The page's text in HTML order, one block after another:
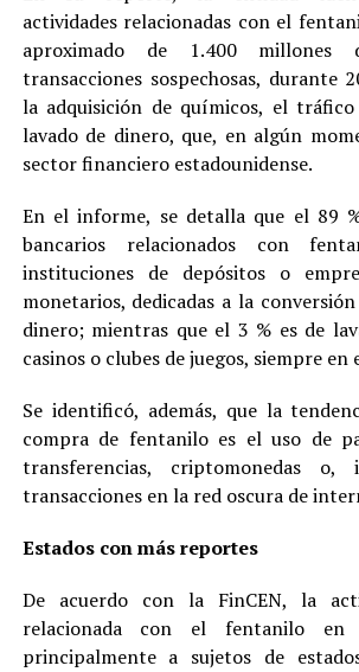
actividades relacionadas con el
aproximado de 1.400 millones
transacciones sospechosas, durante
la adquisición de químicos, el
lavado de dinero, que, en algún
sector financiero estadounidense.
En el informe, se detalla que el 89
bancarios relacionados con
instituciones de depósitos o
monetarios, dedicadas a la
dinero; mientras que el 3 % es de
casinos o clubes de juegos, siempre en
Se identificó, además, que la
compra de fentanilo es el uso de
transferencias, criptomonedas o,
transacciones en la red oscura de
Estados con más reportes
De acuerdo con la FinCEN, la
relacionada con el fentanilo en
principalmente a sujetos de